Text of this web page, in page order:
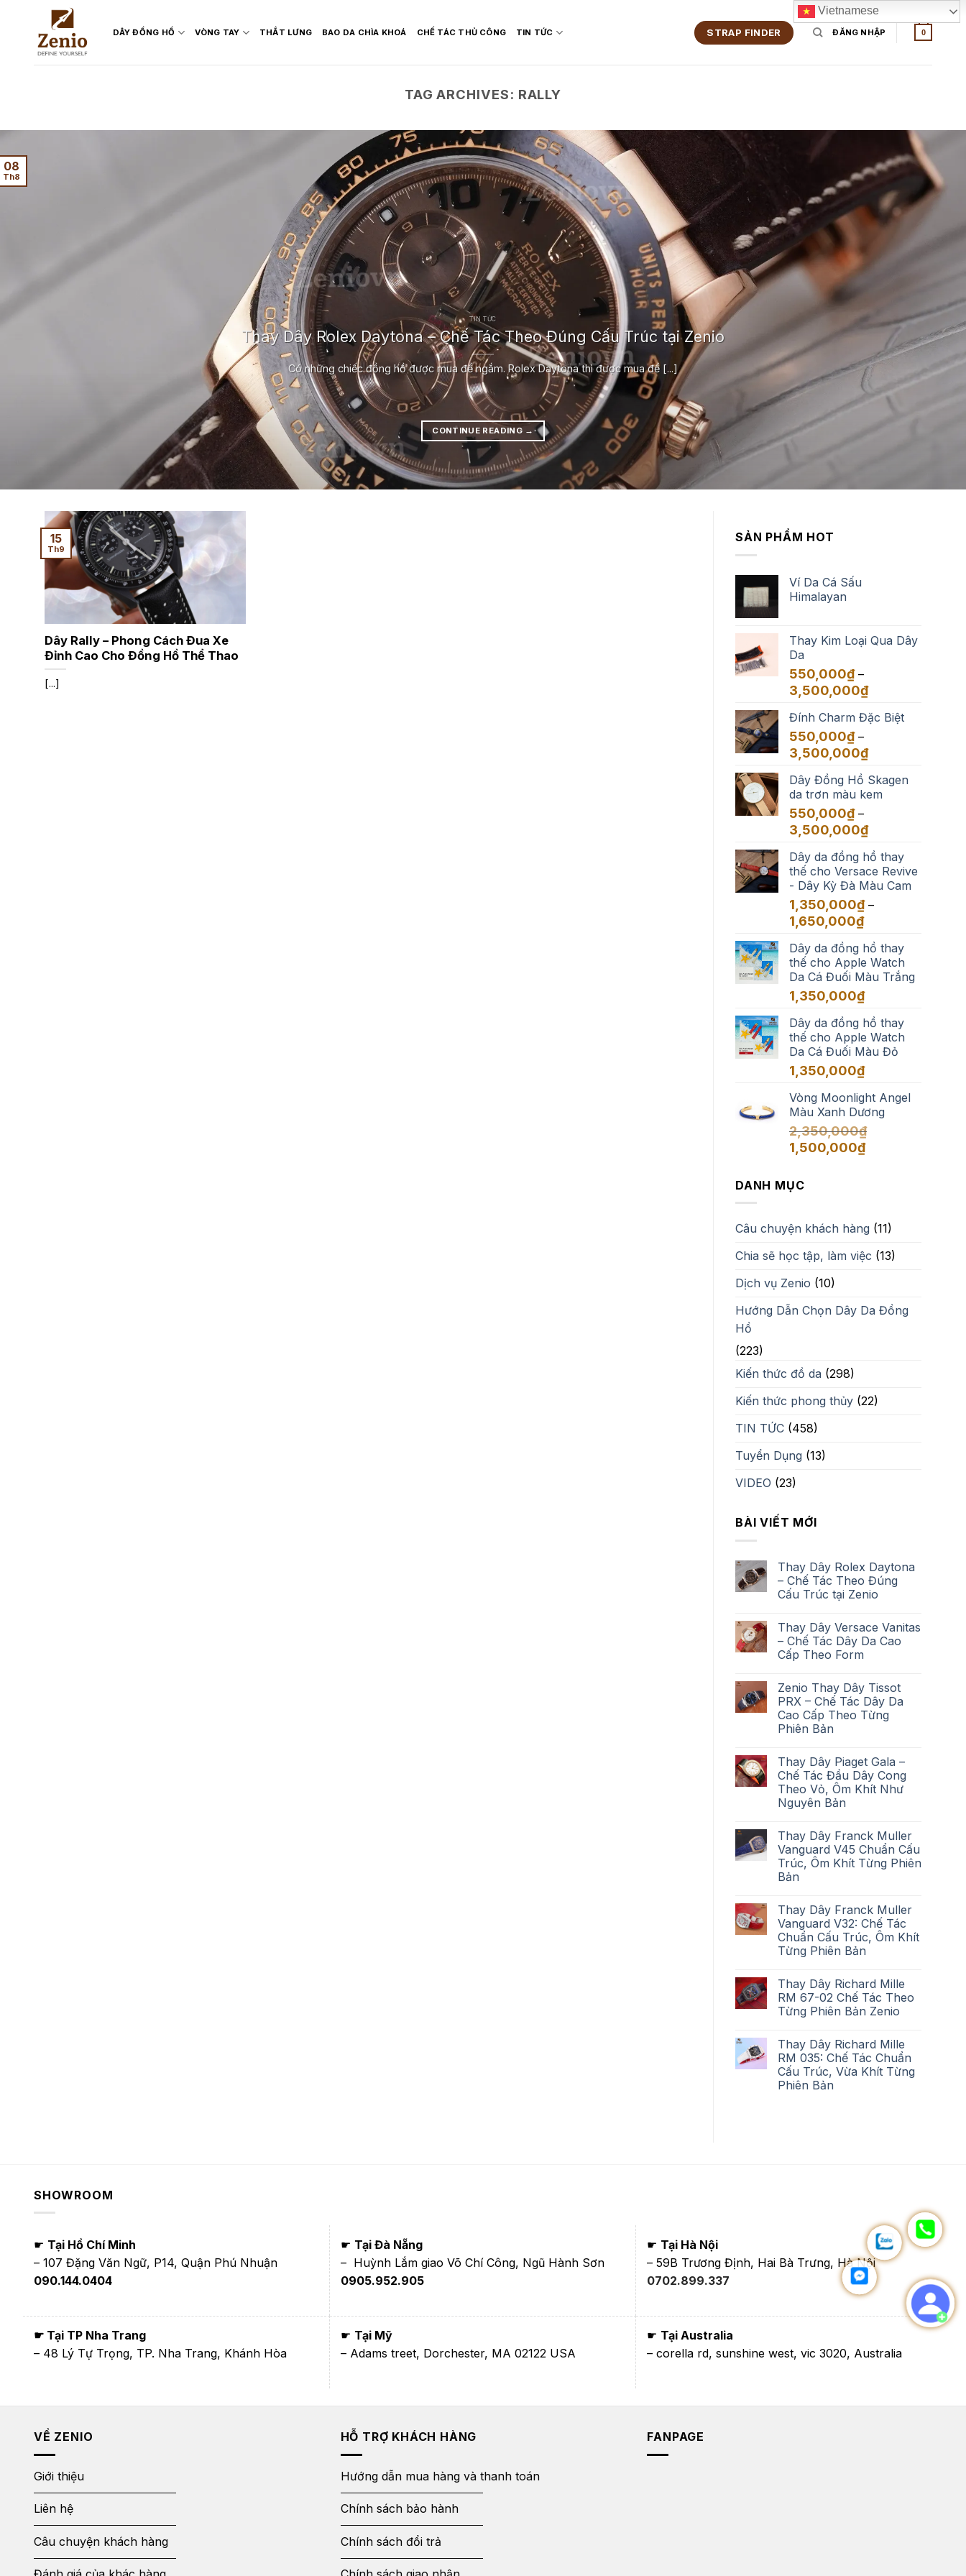
content
DÂY ĐỒNG HỒ VÒNG TAY THẮT LƯNG BAO DA CHÌA KHOÁ CHẾ TÁC THỦ CÔNG TIN TỨC STRAP FINDER ĐĂNG NHẬP 0
TAG ARCHIVES: RALLY
TIN TỨC
Thay Dây Rolex Daytona – Chế Tác Theo Đúng Cấu Trúc tại Zenio
Có những chiếc đồng hồ được mua để ngắm. Rolex Daytona thì được mua để [...]
CONTINUE READING →
08
Th8
Dây Rally – Phong Cách Đua Xe
Đỉnh Cao Cho Đồng Hồ Thể Thao
[...]
15
Th9
SẢN PHẨM HOT
Ví Da Cá Sấu
Himalayan
Thay Kim Loại Qua Dây
Da
550,000₫ –
3,500,000₫Khoảng
từ
đến
Đính Charm Đặc Biệt
550,000₫ –
3,500,000₫Khoảng
từ
550,000₫
3,500,000₫
Dây Đồng Hồ Skagen
da trơn màu kem
550,000₫ –
3,500,000₫Khoảng
từ
550,000₫
đến
3,500,000₫
Dây da đồng hồ thay
thế cho Versace Revive
- Dây Kỳ Đà Màu Cam
1,350,000₫ –
1,650,000₫Khoảng
từ
1,350,000₫
đến
1,650,000₫
Dây da đồng hồ thay
thế cho Apple Watch
Da Cá Đuối Màu Trắng
1,350,000₫
Dây da đồng hồ thay
thế cho Apple Watch
Da Cá Đuối Màu Đỏ
1,350,000₫
Vòng Moonlight Angel
Màu Xanh Dương
2,350,000₫
Giá
2,350,000₫.
1,500,000₫Giá
DANH MỤC
Câu chuyện khách hàng (11)
Chia sẽ học tập, làm việc (13)
Dịch vụ Zenio (10)
Hướng Dẫn Chọn Dây Da Đồng
Hồ
(223)
Kiến thức đồ da (298)
Kiến thức phong thủy (22)
TIN TỨC (458)
Tuyển Dụng (13)
VIDEO (23)
BÀI VIẾT MỚI
Thay Dây Rolex Daytona
– Chế Tác Theo Đúng
Cấu Trúc tại Zenio
Thay Dây Versace Vanitas
– Chế Tác Dây Da Cao
Cấp Theo Form
Zenio Thay Dây Tissot
PRX – Chế Tác Dây Da
Cao Cấp Theo Từng
Phiên Bản
Thay Dây Piaget Gala –
Chế Tác Đầu Dây Cong
Theo Vỏ, Ôm Khít Như
Nguyên Bản
Thay Dây Franck Muller
Vanguard V45 Chuẩn Cấu
Trúc, Ôm Khít Từng Phiên
Bản
Thay Dây Franck Muller
Vanguard V32: Chế Tác
Chuẩn Cấu Trúc, Ôm Khít
Từng Phiên Bản
Thay Dây Richard Mille
RM 67-02 Chế Tác Theo
Từng Phiên Bản Zenio
Thay Dây Richard Mille
RM 035: Chế Tác Chuẩn
Cấu Trúc, Vừa Khít Từng
Phiên Bản
SHOWROOM
☛ Tại Hồ Chí Minh
– 107 Đặng Văn Ngữ, P14, Quận Phú Nhuận
090.144.0404
☛ Tại Đà Nẵng
– Huỳnh Lắm giao Võ Chí Công, Ngũ Hành Sơn
0905.952.905
☛ Tại Hà Nội
– 59B Trương Định, Hai Bà Trưng, Hà Nội
0702.899.337
☛ Tại TP Nha Trang
– 48 Lý Tự Trọng, TP. Nha Trang, Khánh Hòa
☛ Tại Mỹ
– Adams treet, Dorchester, MA 02122 USA
☛ Tại Australia
– corella rd, sunshine west, vic 3020, Australia
VỀ ZENIO
Giới thiệu
Liên hệ
Câu chuyện khách hàng
HỖ TRỢ KHÁCH HÀNG
Hướng dẫn mua hàng và thanh toán
Chính sách bảo hành
Chính sách đổi trả
FANPAGE
Vietnamese